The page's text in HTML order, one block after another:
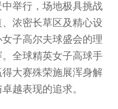
举行，场地极具挑战
浓密长草区及精心设
子高尔夫球盛会的理
全球精英女子高球手
大赛殊荣施展浑身解
越表现的追求。